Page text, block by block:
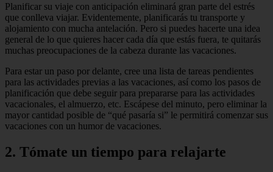
Planificar su viaje con anticipación eliminará gran parte del estrés
que conlleva viajar. Evidentemente, planificarás tu transporte y
alojamiento con mucha antelación. Pero si puedes hacerte una idea
general de lo que quieres hacer cada día que estás fuera, te quitarás
muchas preocupaciones de la cabeza durante las vacaciones.
Para estar un paso por delante, cree una lista de tareas pendientes
para las actividades previas a las vacaciones, así como los pasos de
planificación que debe seguir para prepararse para las actividades
vacacionales, el almuerzo, etc. Escápese del minuto, pero eliminar la
mayor cantidad posible de “qué pasaría si” le permitirá comenzar sus
vacaciones con un humor de vacaciones.
2. Tómate un tiempo para relajarte